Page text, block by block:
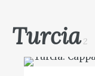
Turcia2